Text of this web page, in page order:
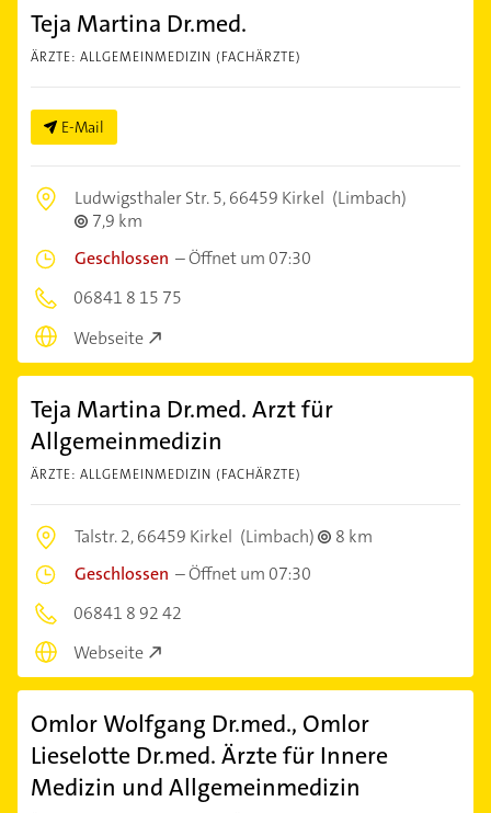
Teja Martina Dr.med.
ÄRZTE: ALLGEMEINMEDIZIN (FACHÄRZTE)
E-Mail
Ludwigsthaler Str. 5,66459 Kirkel (Limbach)
7,9 km
Geschlossen –Öffnet um 07:30
06841 8 15 75
Webseite
Teja Martina Dr.med. Arzt für
Allgemeinmedizin
ÄRZTE: ALLGEMEINMEDIZIN (FACHÄRZTE)
Talstr. 2,66459 Kirkel (Limbach)
8 km
Geschlossen –Öffnet um 07:30
06841 8 92 42
Webseite
Omlor Wolfgang Dr.med., Omlor
Lieselotte Dr.med. Ärzte für Innere
Medizin und Allgemeinmedizin